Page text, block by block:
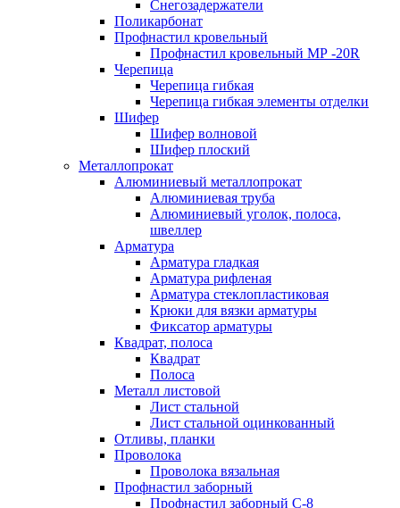
Снегозадержатели
Поликарбонат
Профнастил кровельный
Профнастил кровельный МР -20R
Черепица
Черепица гибкая
Черепица гибкая элементы отделки
Шифер
Шифер волновой
Шифер плоский
Металлопрокат
Алюминиевый металлопрокат
Алюминиевая труба
Алюминиевый уголок, полоса,
швеллер
Арматура
Арматура гладкая
Арматура рифленая
Арматура стеклопластиковая
Крюки для вязки арматуры
Фиксатор арматуры
Квадрат, полоса
Квадрат
Полоса
Металл листовой
Лист стальной
Лист стальной оцинкованный
Отливы, планки
Проволока
Проволока вязальная
Профнастил заборный
Профнастил заборный С-8